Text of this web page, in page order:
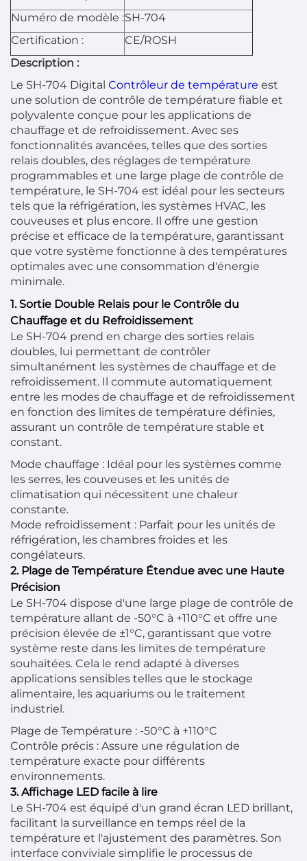
Numéro de modèle :SH-704
Certification :
CE/ROSH
Description :
Le SH-704 Digital Contrôleur de température est
une solution de contrôle de température fiable et
polyvalente conçue pour les applications de
chauffage et de refroidissement. Avec ses
fonctionnalités avancées, telles que des sorties
relais doubles, des réglages de température
programmables et une large plage de contrôle de
température, le SH-704 est idéal pour les secteurs
tels que la réfrigération, les systèmes HVAC, les
couveuses et plus encore. Il offre une gestion
précise et efficace de la température, garantissant
que votre système fonctionne à des températures
optimales avec une consommation d'énergie
minimale.
1. Sortie Double Relais pour le Contrôle du
Chauffage et du Refroidissement
Le SH-704 prend en charge des sorties relais
doubles, lui permettant de contrôler
simultanément les systèmes de chauffage et de
refroidissement. Il commute automatiquement
entre les modes de chauffage et de refroidissement
en fonction des limites de température définies,
assurant un contrôle de température stable et
constant.
Mode chauffage : Idéal pour les systèmes comme
les serres, les couveuses et les unités de
climatisation qui nécessitent une chaleur
constante.
Mode refroidissement : Parfait pour les unités de
réfrigération, les chambres froides et les
congélateurs.
2. Plage de Température Étendue avec une Haute
Précision
Le SH-704 dispose d'une large plage de contrôle de
température allant de -50°C à +110°C et offre une
précision élevée de ±1°C, garantissant que votre
système reste dans les limites de température
souhaitées. Cela le rend adapté à diverses
applications sensibles telles que le stockage
alimentaire, les aquariums ou le traitement
industriel.
Plage de Température : -50°C à +110°C
Contrôle précis : Assure une régulation de
température exacte pour différents
environnements.
3. Affichage LED facile à lire
Le SH-704 est équipé d'un grand écran LED brillant,
facilitant la surveillance en temps réel de la
température et l'ajustement des paramètres. Son
interface conviviale simplifie le processus de